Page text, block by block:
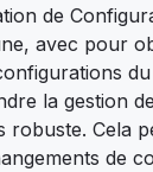
de
avec pour
la gestion
robuste. Cela
de